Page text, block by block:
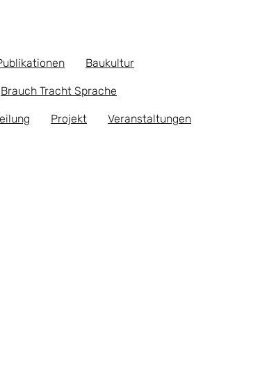
Baukultur
Brauch Tracht Sprache
Projekt Veranstaltungen